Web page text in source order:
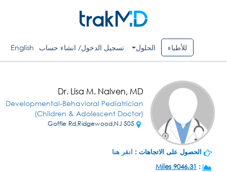
للأطباء الحلول تسجيل الدخول/ انشاء حساب English
Dr. Lisa M. Nalven, MD
Developmental-Behavioral Pediatrician
(Children & Adolescent Doctor)
الحصول على الاتجاهات : انقر هنا
:
9046.31 Miles